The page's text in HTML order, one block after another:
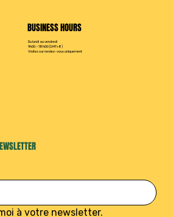
Du lundi au vendredi
9h00 – 18h00 (GMT+8)
Visites sur rendez-vous uniquement
BUSINESS HOURS
à votre newsletter.